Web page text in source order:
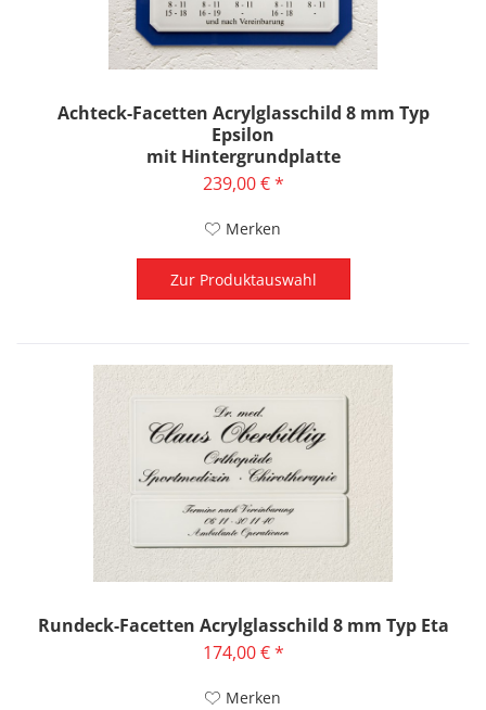
Achteck-Facetten Acrylglasschild 8 mm Typ
Epsilon
mit Hintergrundplatte
239,00 € *
Merken
Zur Produktauswahl
Rundeck-Facetten Acrylglasschild 8 mm Typ Eta
174,00 € *
Merken